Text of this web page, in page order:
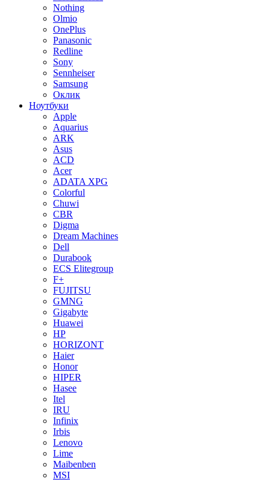
Nothing
Olmio
OnePlus
Panasonic
Redline
Sony
Sennheiser
Samsung
Оклик
Ноутбуки
Apple
Aquarius
ARK
Asus
ACD
Acer
ADATA XPG
Colorful
Chuwi
CBR
Digma
Dream Machines
Dell
Durabook
ECS Elitegroup
F+
FUJITSU
GMNG
Gigabyte
Huawei
HP
HORIZONT
Haier
Honor
HIPER
Hasee
Itel
IRU
Infinix
Irbis
Lenovo
Lime
Maibenben
MSI